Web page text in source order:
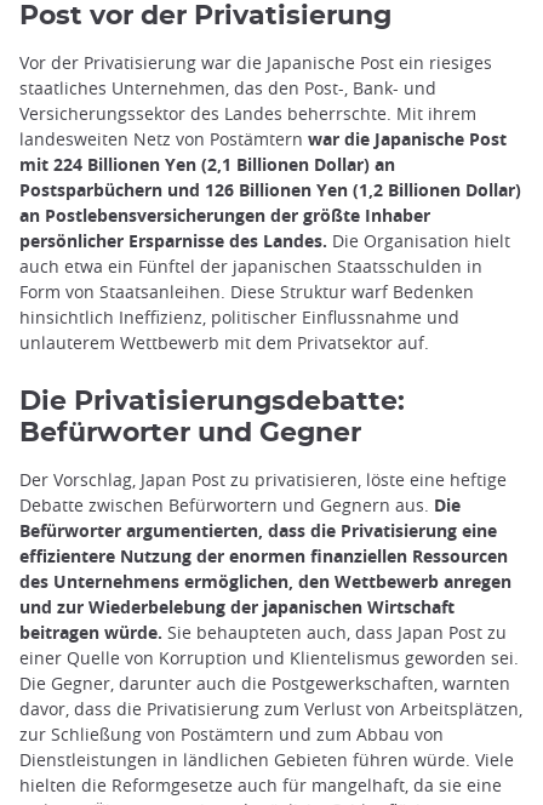
Post vor der Privatisierung
Vor der Privatisierung war die Japanische Post ein riesiges
staatliches Unternehmen, das den Post-, Bank- und
Versicherungssektor des Landes beherrschte. Mit ihrem
landesweiten Netz von Postämtern war die Japanische Post
mit 224 Billionen Yen (2,1 Billionen Dollar) an
Postsparbüchern und 126 Billionen Yen (1,2 Billionen Dollar)
an Postlebensversicherungen der größte Inhaber
persönlicher Ersparnisse des Landes. Die Organisation hielt
auch etwa ein Fünftel der japanischen Staatsschulden in
Form von Staatsanleihen. Diese Struktur warf Bedenken
hinsichtlich Ineffizienz, politischer Einflussnahme und
unlauterem Wettbewerb mit dem Privatsektor auf.
Die Privatisierungsdebatte:
Befürworter und Gegner
Der Vorschlag, Japan Post zu privatisieren, löste eine heftige
Debatte zwischen Befürwortern und Gegnern aus. Die
Befürworter argumentierten, dass die Privatisierung eine
effizientere Nutzung der enormen finanziellen Ressourcen
des Unternehmens ermöglichen, den Wettbewerb anregen
und zur Wiederbelebung der japanischen Wirtschaft
beitragen würde. Sie behaupteten auch, dass Japan Post zu
einer Quelle von Korruption und Klientelismus geworden sei.
Die Gegner, darunter auch die Postgewerkschaften, warnten
davor, dass die Privatisierung zum Verlust von Arbeitsplätzen,
zur Schließung von Postämtern und zum Abbau von
Dienstleistungen in ländlichen Gebieten führen würde. Viele
hielten die Reformgesetze auch für mangelhaft, da sie eine